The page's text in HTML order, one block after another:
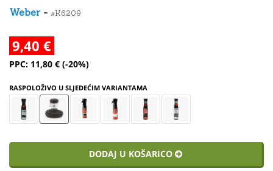
Weber- #K6209
9,40 €
PPC: 11,80 € (-20%)
RASPOLOŽIVO U SLJEDEĆIM VARIANTAMA
DODAJ U KOŠARICO